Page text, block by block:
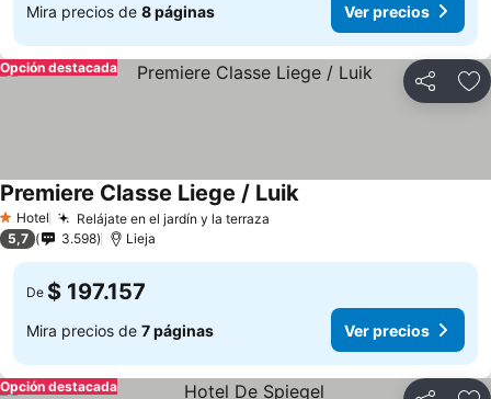
Mira precios de 8 páginas Ver precios
Compartir
Opción destacada
1 Estrellas
Hotel Relájate en el jardín y la terraza
Premiere Classe Liege / Luik
5,7 3.598 Lieja
De $ 197.157
Mira precios de 7 páginas Ver precios
Opción destacada